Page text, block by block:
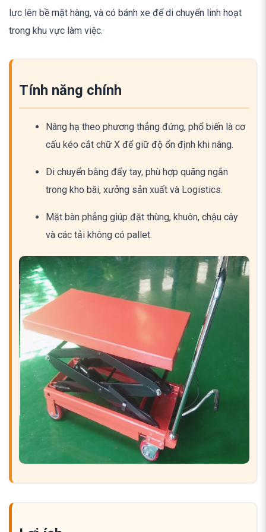
lực lên bề mặt hàng, và có bánh xe để di chuyển linh hoạt
trong khu vực làm việc.
Tính năng chính
Nâng hạ theo phương thẳng đứng, phổ biến là cơ
cấu kéo cắt chữ X để giữ độ ổn định khi nâng.
Di chuyển bằng đẩy tay, phù hợp quãng ngắn
trong kho bãi, xưởng sản xuất và Logistics.
Mặt bàn phẳng giúp đặt thùng, khuôn, chậu cây
và các tải không có pallet.